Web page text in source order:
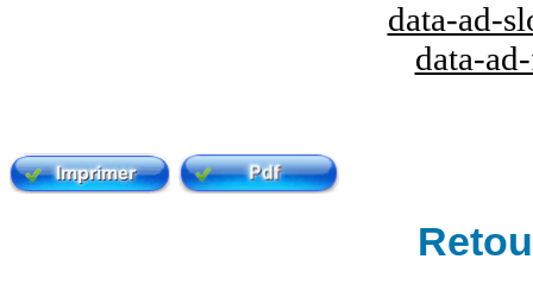
data-ad-
data-